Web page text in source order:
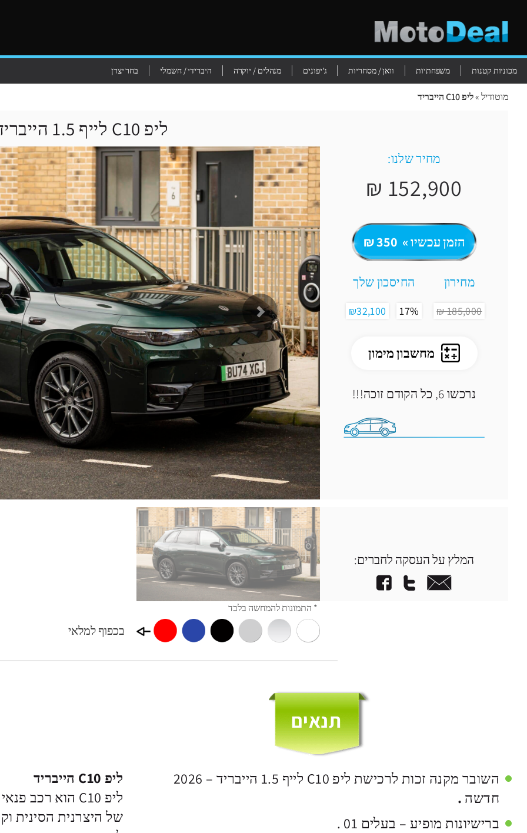
מכוניות קטנות משפחתיות וואן / מסחריות ג'יפונים מנהלים / יוקרה היברידי / חשמלי בחר יצרן
מוטודיל»ליפ C10 הייבריד
ליפ C10 לייף 1.5 הייבריד נטען - 2026
מחיר שלנו:
152,900 ₪
הזמן עכשיו » 350 ₪
מחירון
185,000 ₪
החיסכון שלך
17%
₪32,100
מחשבון מימון
נרכשו 6 , כל הקודם זוכה!!!
המלץ על העסקה לחברים:
בכפוף למלאי
השובר מקנה זכות לרכישת ליפ C10 לייף 1.5 הייבריד – 2026
חדשה .
ברישיונות מופיע – בעלים 01 .
ליפ C10 הייבריד
של היצרנית הסינית